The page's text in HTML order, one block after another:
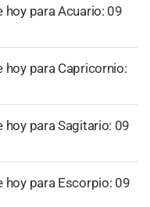
hoy para Acuario: 09
hoy para Capricornio:
hoy para Sagitario: 09
hoy para Escorpio: 09